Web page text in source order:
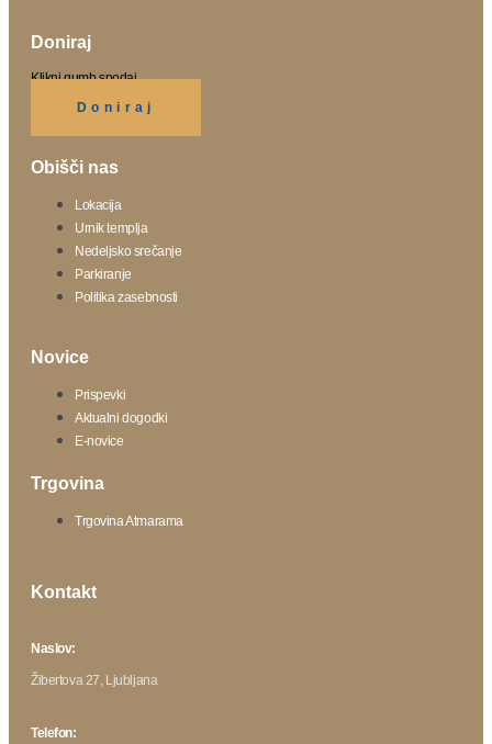
Doniraj
Klikni gumb spodaj.
Doniraj
Obišči nas
Lokacija
Urnik templja
Nedeljsko srečanje
Parkiranje
Politika zasebnosti
Novice
Prispevki
Aktualni dogodki
E-novice
Trgovina
Trgovina Atmarama
Kontakt
Naslov:
Žibertova 27, Ljubljana
Telefon: